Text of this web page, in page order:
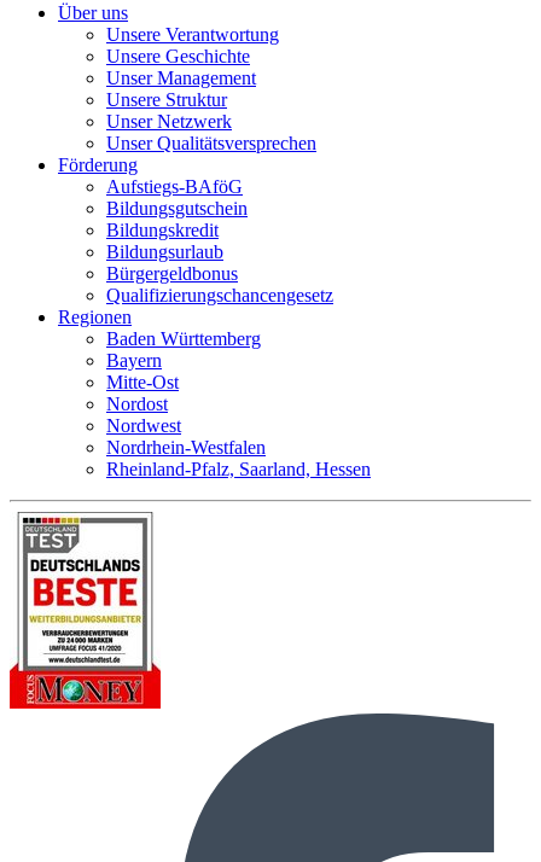
Über uns
Unsere Verantwortung
Unsere Geschichte
Unser Management
Unsere Struktur
Unser Netzwerk
Unser Qualitätsversprechen
Förderung
Aufstiegs-BAföG
Bildungsgutschein
Bildungskredit
Bildungsurlaub
Bürgergeldbonus
Qualifizierungschancengesetz
Regionen
Baden Württemberg
Bayern
Mitte-Ost
Nordost
Nordwest
Nordrhein-Westfalen
Rheinland-Pfalz, Saarland, Hessen